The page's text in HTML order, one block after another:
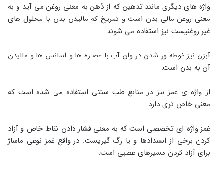
واژه های دیگری مانند تدهین که از دُهن به معنی روغن می آید و به
معنی روغن مالی بدن است و تمریخ که مالیدن بدن با محلول های
غیر روغنیست نیز استفاده می شوند.
آبزن نیز غوطه ور شدن در وان آب با عصاره ها و اسانس ها و مالیدن
آن به بدن است.
از واژه ی غمز نیز در منابع طب سنتی استفاده می شده است که
معنی خاص تری دارد.
غمز واژه ای تخصصی است که به معنی فشار دادن نقاط خاص و آزاد
کردن برخی از انسدادها و یا رگ گیریست. در واقع غمز نوعی ماساژ
برای آزاد کردن مسیرهای عصبی است.